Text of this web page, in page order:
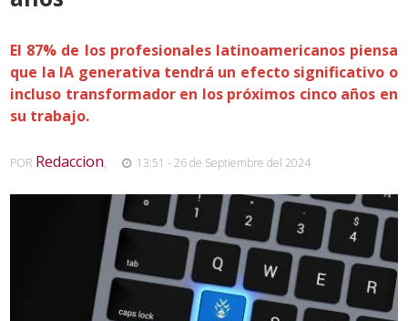
El 87% de los profesionales latinoamericanos piensa
que la IA generativa tendrá un efecto significativo o
incluso transformador en los próximos cinco años en
su trabajo.
POR Redaccion, 13:51 - 26 de Septiembre del 2024